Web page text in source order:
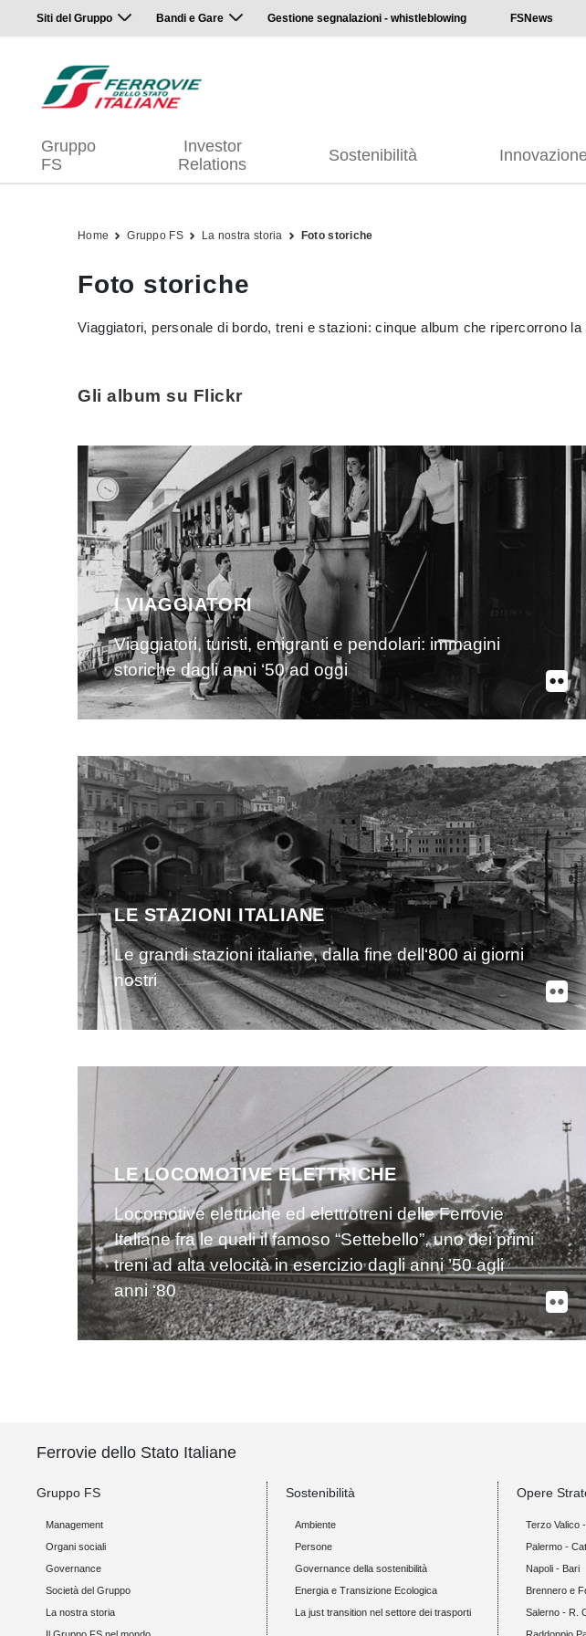
Siti del Gruppo Bandi e Gare Gestione segnalazioni - whistleblowing FSNews
Gruppo
FS
Investor
Relations
Sostenibilità
Home Gruppo FS La nostra storia Foto storiche
Foto storiche
Viaggiatori, personale di bordo, treni e stazioni: cinque album che ripercorrono
Gli album su Flickr
I VIAGGIATORI
Viaggiatori, turisti, emigranti e pendolari: immagini
storiche dagli anni ‘50 ad oggi
LE STAZIONI ITALIANE
Le grandi stazioni italiane, dalla fine dell‘800 ai giorni
nostri
LE LOCOMOTIVE ELETTRICHE
Locomotive elettriche ed elettrotreni delle Ferrovie
Italiane fra le quali il famoso “Settebello”, uno dei primi
treni ad alta velocità in esercizio dagli anni ’50 agli
anni ‘80
Ferrovie dello Stato Italiane
Gruppo FS
Management
Organi sociali
Governance
Società del Gruppo
La nostra storia
Sostenibilità
Ambiente
Persone
Governance della sostenibilità
Energia e Transizione Ecologica
La just transition nel settore dei trasporti
Opere
Terzo Valico
Palermo -
Napoli - Bari
Brennero e
Salerno - R.